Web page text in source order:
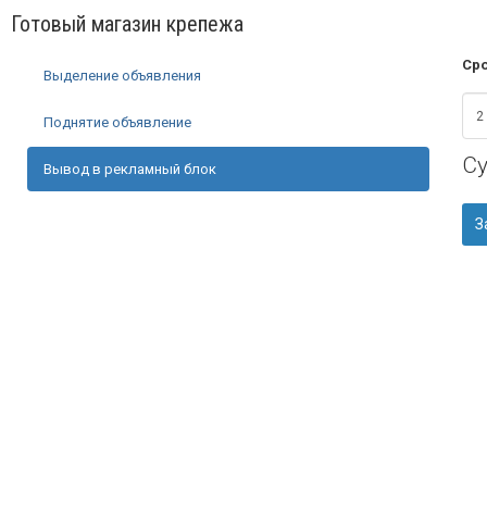
Готовый магазин крепежа
Выделение объявления
Поднятие объявление
Вывод в рекламный блок